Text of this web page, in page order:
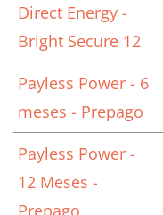
Direct Energy -
Bright Secure 12
Payless Power - 6
meses - Prepago
Payless Power -
12 Meses -
Prepago